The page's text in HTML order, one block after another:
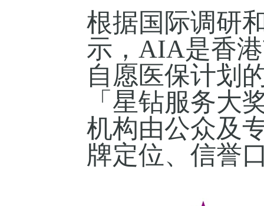
根据国际调研
示， AIA是香
自愿医保计划
「星钻服务大
机构由公众及
牌定位、信誉